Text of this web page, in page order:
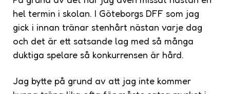
hel termin i skolan. I Göteborgs DFF som jag
gick i innan tränar stenhårt nästan varje dag
och det är ett satsande lag med så många
duktiga spelare så konkurrensen är hård.
Jag bytte på grund av att jag inte kommer